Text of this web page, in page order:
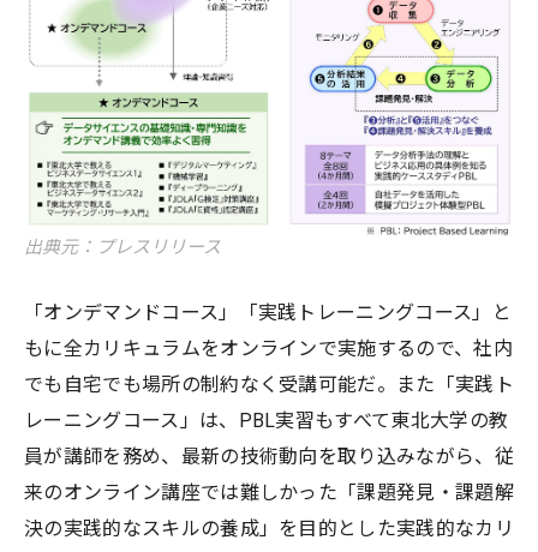
出典元：プレスリリース
「オンデマンドコース」「実践トレーニングコース」と
もに全カリキュラムをオンラインで実施するので、社内
でも自宅でも場所の制約なく受講可能だ。また「実践ト
レーニングコース」は、PBL実習もすべて東北大学の教
員が講師を務め、最新の技術動向を取り込みながら、従
来のオンライン講座では難しかった「課題発見・課題解
決の実践的なスキルの養成」を目的とした実践的なカリ